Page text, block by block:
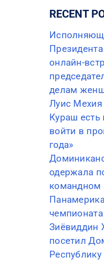
RECENT
онлайн-
делам
Луис
Кураш
войти в
года»
одержала
командном
Зиёвиддин
посетил
Республику